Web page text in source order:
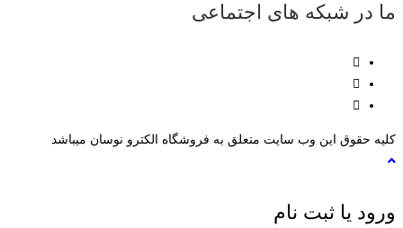
ما در شبکه های اجتماعی
کلیه حقوق این وب سایت متعلق به فروشگاه الکترو نوسان میباشد
ورود یا ثبت نام